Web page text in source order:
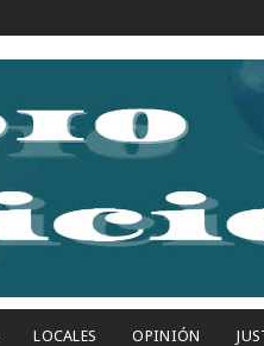
LOCALES OPINIÓN